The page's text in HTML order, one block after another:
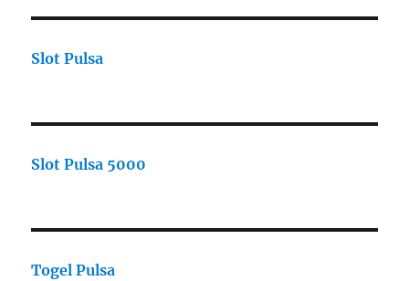
Slot Pulsa
Slot Pulsa 5000
Togel Pulsa